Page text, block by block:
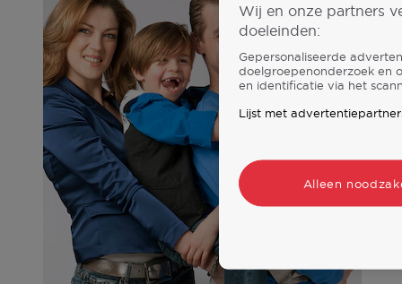
Wij en onze partners
doeleinden:
Gepersonaliseerde
doelgroepenonderzoek en
en identificatie via het
Lijst met
Alleen